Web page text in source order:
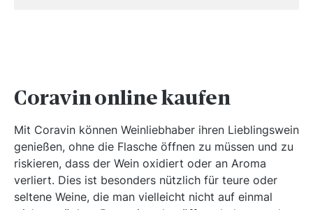
Coravin online kaufen
Mit Coravin können Weinliebhaber ihren Lieblingswein
genießen, ohne die Flasche öffnen zu müssen und zu
riskieren, dass der Wein oxidiert oder an Aroma
verliert. Dies ist besonders nützlich für teure oder
seltene Weine, die man vielleicht nicht auf einmal